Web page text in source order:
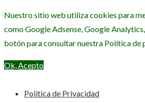
Nuestro sitio web utiliza cookies para
como Google Adsense, Google
botón para consultar nuestra Política de
Ok, Acepto
Política de Privacidad